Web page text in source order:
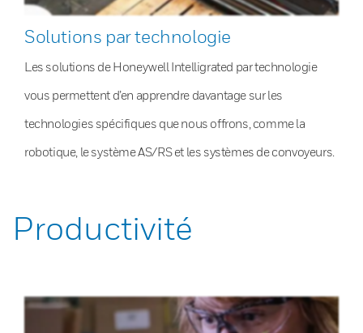
Solutions par technologie
Les solutions de Honeywell Intelligrated par technologie
vous permettent d’en apprendre davantage sur les
technologies spécifiques que nous offrons, comme la
robotique, le système AS/RS et les systèmes de convoyeurs.
Productivité